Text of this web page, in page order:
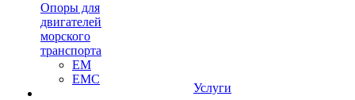
Опоры для
двигателей
морского
транспорта
EM
EMC
Услуги